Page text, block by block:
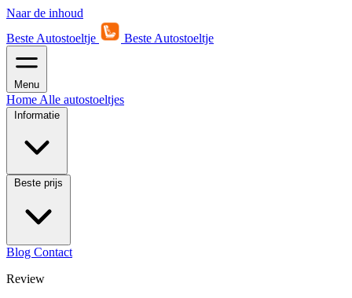
Naar de inhoud
Beste Autostoeltje
Beste Autostoeltje
Menu
Home Alle autostoeltjes
Informatie
Beste prijs
Blog Contact
Review